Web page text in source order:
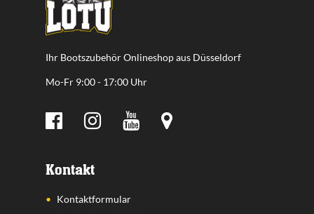
Ihr Bootszubehör Onlineshop aus Düsseldorf
Mo-Fr 9:00 - 17:00 Uhr
Kontakt
Kontaktformular